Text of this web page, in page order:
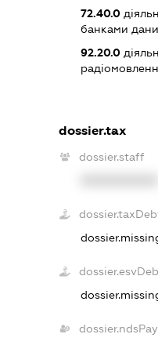
72.40.0
банками
92.20.0
dossier.tax
dossier.staff